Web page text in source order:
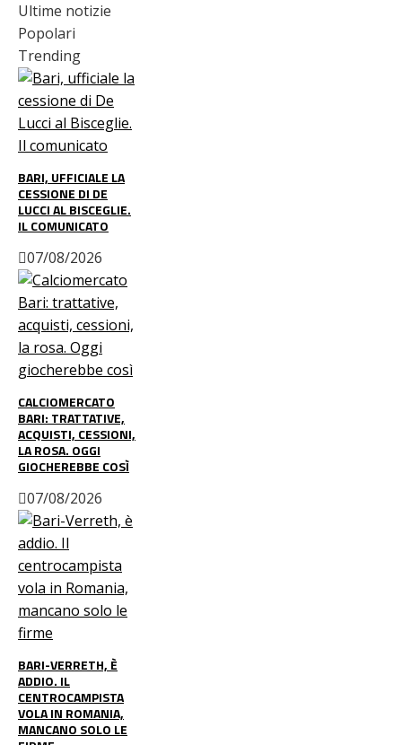
Ultime notizie
Popolari
Trending
BARI, UFFICIALE LA
CESSIONE DI DE
LUCCI AL BISCEGLIE.
IL COMUNICATO
07/08/2026
CALCIOMERCATO
BARI: TRATTATIVE,
ACQUISTI, CESSIONI,
LA ROSA. OGGI
GIOCHEREBBE COSÌ
07/08/2026
BARI-VERRETH, È
ADDIO. IL
CENTROCAMPISTA
VOLA IN ROMANIA,
MANCANO SOLO LE